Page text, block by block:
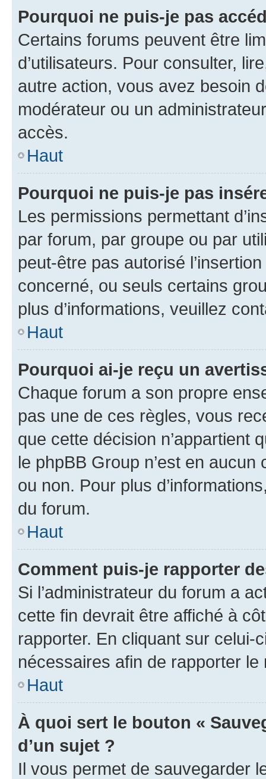
Pourquoi ne puis-je pas
Certains forums peuvent être
d’utilisateurs. Pour consulter,
autre action, vous avez besoin
modérateur ou un
accès.
Haut
Pourquoi ne puis-je pas
Les permissions permettant
par forum, par groupe ou par
peut-être pas autorisé
concerné, ou seuls certains
plus d’informations, veuillez
Haut
Pourquoi ai-je reçu un
Chaque forum a son propre
pas une de ces règles, vous
que cette décision n’appartient
le phpBB Group n’est en
ou non. Pour plus
du forum.
Haut
Comment puis-je rapporter
Si l’administrateur du forum a
cette fin devrait être affiché à
rapporter. En cliquant sur
nécessaires afin de rapporter le
Haut
À quoi sert le bouton «
d’un sujet ?
Il vous permet de sauvegarder